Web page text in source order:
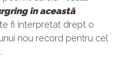
în această
fi interpretat drept o
nou record pentru cel